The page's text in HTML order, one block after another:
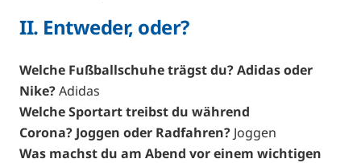
II. Entweder, oder?
Welche Fußballschuhe trägst du? Adidas oder
Nike?Adidas
Welche Sportart treibst du während
Corona? Joggen oder Radfahren? Joggen
Was machst du am Abend vor einem wichtigen